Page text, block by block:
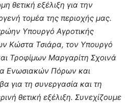
θετική εξέλιξη για την
τομέα της περιοχής μας.
Υπουργό Αγροτικής
Κώστα Τσιάρα, τον Υπουργό
Τροφίμων Μαργαρίτη Σχοινά
Ενωσιακών Πόρων και
για τη συνεργασία και τη
θετική εξέλιξη. Συνεχίζουμε